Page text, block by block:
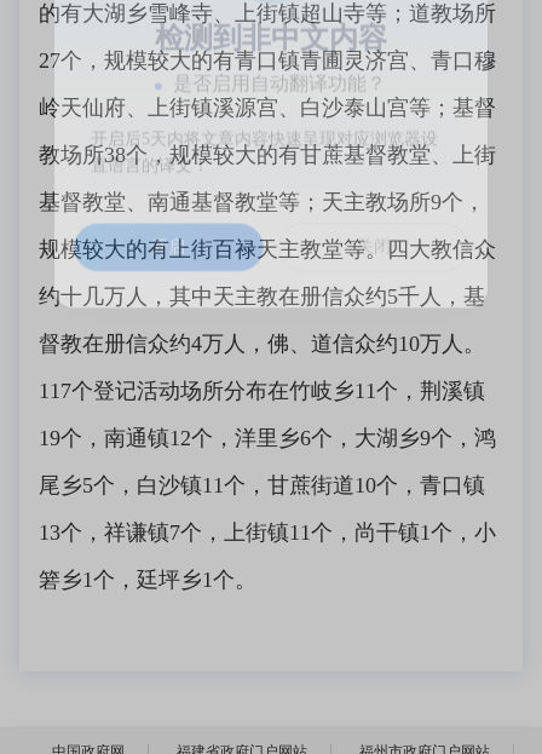
的有大湖乡雪峰寺、上街镇超山寺等；道教场所
27个，规模较大的有青口镇青圃灵济宫、青口穆
岭天仙府、上街镇溪源宫、白沙泰山宫等；基督
教场所38个，规模较大的有甘蔗基督教堂、上街
基督教堂、南通基督教堂等；天主教场所9个，
规模较大的有上街百禄天主教堂等。四大教信众
约十几万人，其中天主教在册信众约5千人，基
督教在册信众约4万人，佛、道信众约10万人。
117个登记活动场所分布在竹岐乡11个，荆溪镇
19个，南通镇12个，洋里乡6个，大湖乡9个，鸿
尾乡5个，白沙镇11个，甘蔗街道10个，青口镇
13个，祥谦镇7个，上街镇11个，尚干镇1个，小
箬乡1个，廷坪乡1个。
检测到非中文内容
是否启用自动翻译功能？
开启后5天内将文章内容快速呈现对应浏览器设
置语言的译文！
开启 关闭